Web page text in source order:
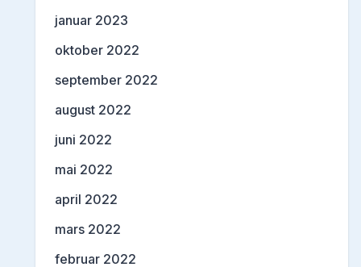
januar 2023
oktober 2022
september 2022
august 2022
juni 2022
mai 2022
april 2022
mars 2022
februar 2022